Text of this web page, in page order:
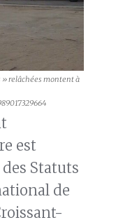
» relâchées montent à
est
Statuts
de